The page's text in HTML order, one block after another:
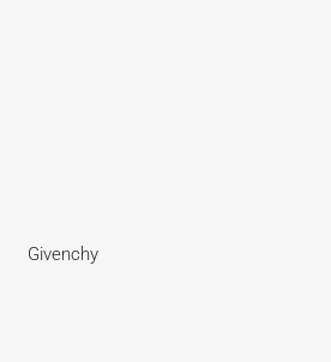
Givenchy